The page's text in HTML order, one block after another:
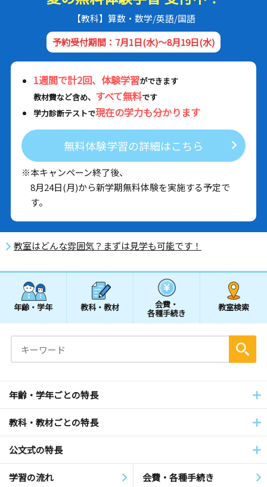
【教科】算数・数学/英語/国語
予約受付期間：7月1日(水)～8月19日(水)
1週間で計2回、体験学習ができます
教材費など含め、 すべて無料です
学力診断テストで現在の学力も分かります
無料体験学習の詳細はこちら
※本キャンペーン終了後、
8月24日(月)から新学期無料体験を実施する予定で
す。
教室はどんな雰囲気？まずは見学も可能です！
年齢・学年 教科・教材 会費・
各種手続き
教室検索
年齢・学年ごとの特長
教科・教材ごとの特長
公文式の特長
学習の流れ 会費・各種手続き